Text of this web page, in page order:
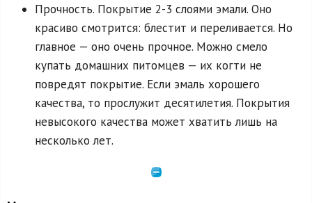
Прочность. Покрытие 2-3 слоями эмали. Оно
красиво смотрится: блестит и переливается. Но
главное — оно очень прочное. Можно смело
купать домашних питомцев — их когти не
повредят покрытие. Если эмаль хорошего
качества, то прослужит десятилетия. Покрытия
невысокого качества может хватить лишь на
несколько лет.